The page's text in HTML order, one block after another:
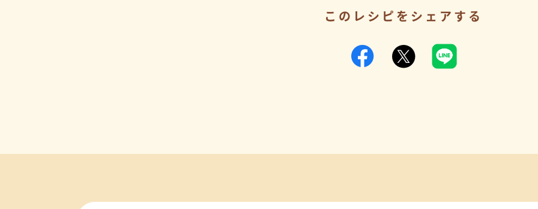
このレシピをシェアする